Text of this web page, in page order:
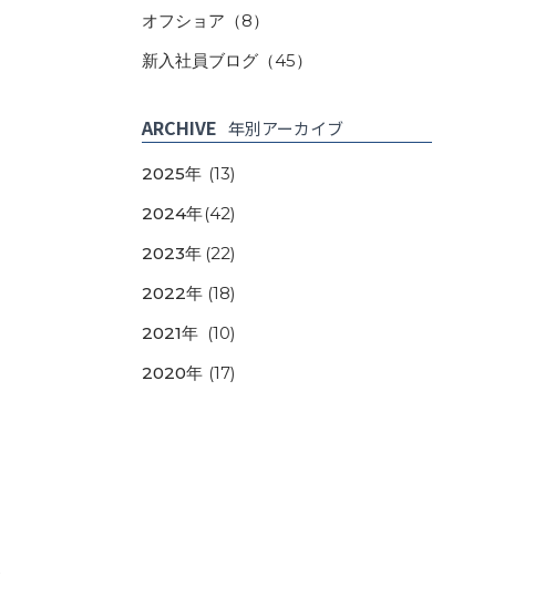
オフショア （8）
新入社員ブログ（45）
ARCHIVE 年別アーカイブ
2025年 (13)
2024年(42)
2023年 (22)
2022年 (18)
2021年 (10)
2020年 (17)